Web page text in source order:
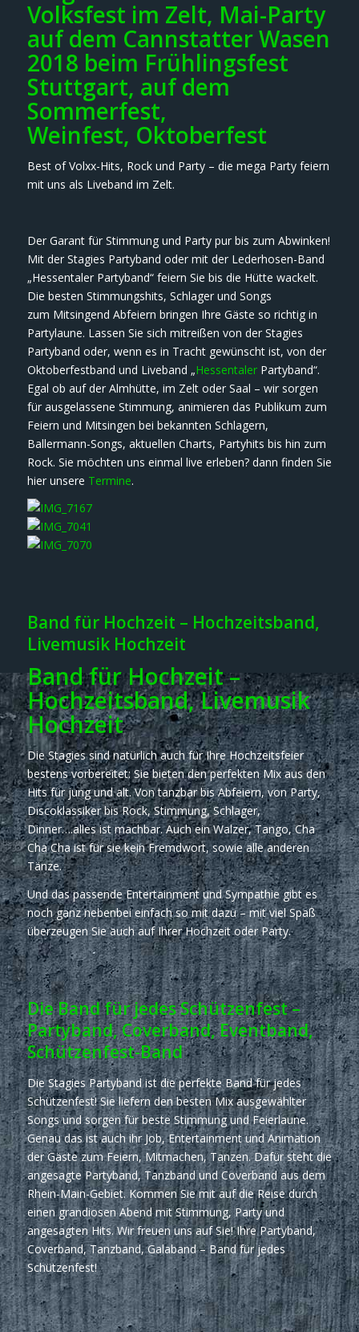
Volksfest im Zelt, Mai-Party
auf dem Cannstatter Wasen
2018 beim Frühlingsfest
Stuttgart, auf dem
Sommerfest,
Weinfest, Oktoberfest
Best of Volxx-Hits, Rock und Party – die mega Party feiern
mit uns als Liveband im Zelt.
Der Garant für Stimmung und Party pur bis zum Abwinken!
Mit der Stagies Partyband oder mit der Lederhosen-Band
„Hessentaler Partyband“ feiern Sie bis die Hütte wackelt.
Die besten Stimmungshits, Schlager und Songs
zum Mitsingend Abfeiern bringen Ihre Gäste so richtig in
Partylaune. Lassen Sie sich mitreißen von der Stagies
Partyband oder, wenn es in Tracht gewünscht ist, von der
Oktoberfestband und Liveband „HessentalerPartyband“.
Egal ob auf der Almhütte, im Zelt oder Saal – wir sorgen
für ausgelassene Stimmung, animieren das Publikum zum
Feiern und Mitsingen bei bekannten Schlagern,
Ballermann-Songs, aktuellen Charts, Partyhits bis hin zum
Rock. Sie möchten uns einmal live erleben? dann finden Sie
hier unsere Termine.
Band für Hochzeit – Hochzeitsband,
Livemusik Hochzeit
Band für Hochzeit –
Hochzeitsband, Livemusik
Hochzeit
Die Stagies sind natürlich auch für Ihre Hochzeitsfeier
bestens vorbereitet: Sie bieten den perfekten Mix aus den
Hits für jung und alt. Von tanzbar bis Abfeiern, von Party,
Discoklassiker bis Rock, Stimmung, Schlager,
Dinner….alles ist machbar. Auch ein Walzer, Tango, Cha
Cha Cha ist für sie kein Fremdwort, sowie alle anderen
Tänze.
Und das passende Entertainment und Sympathie gibt es
noch ganz nebenbei einfach so mit dazu – mit viel Spaß
überzeugen Sie auch auf Ihrer Hochzeit oder Party.
Die Band für jedes Schützenfest –
Partyband, Coverband, Eventband,
Schützenfest-Band
Die Stagies Partyband ist die perfekte Band für jedes
Schützenfest! Sie liefern den besten Mix ausgewählter
Songs und sorgen für beste Stimmung und Feierlaune.
Genau das ist auch ihr Job, Entertainment und Animation
der Gäste zum Feiern, Mitmachen, Tanzen. Dafür steht die
angesagte Partyband, Tanzband und Coverband aus dem
Rhein-Main-Gebiet. Kommen Sie mit auf die Reise durch
einen grandiosen Abend mit Stimmung, Party und
angesagten Hits. Wir freuen uns auf Sie! Ihre Partyband,
Coverband, Tanzband, Galaband – Band für jedes
Schützenfest!